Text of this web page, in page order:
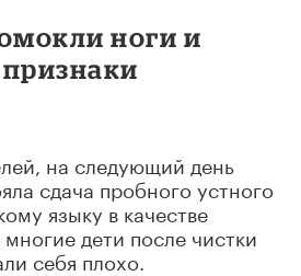
ноги и
на следующий день
сдача пробного устного
языку в качестве
дети после чистки
себя плохо.